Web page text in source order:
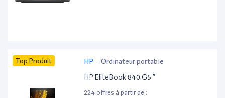
Top Produit HP - Ordinateur portable
HP EliteBook 840 G5 ”
224 offres à partir de :